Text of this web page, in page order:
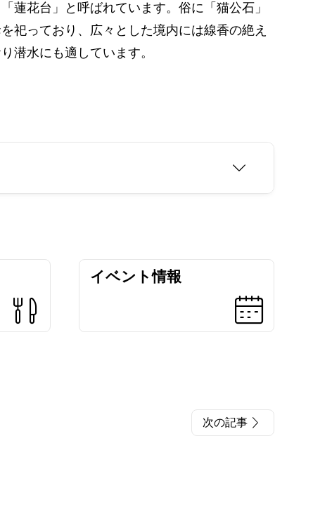
蓮花台」と呼ばれています。俗に「猫公石」
祀っており、広々とした境内には線香の絶え
潜水にも適しています。
イベント情報
次の記事